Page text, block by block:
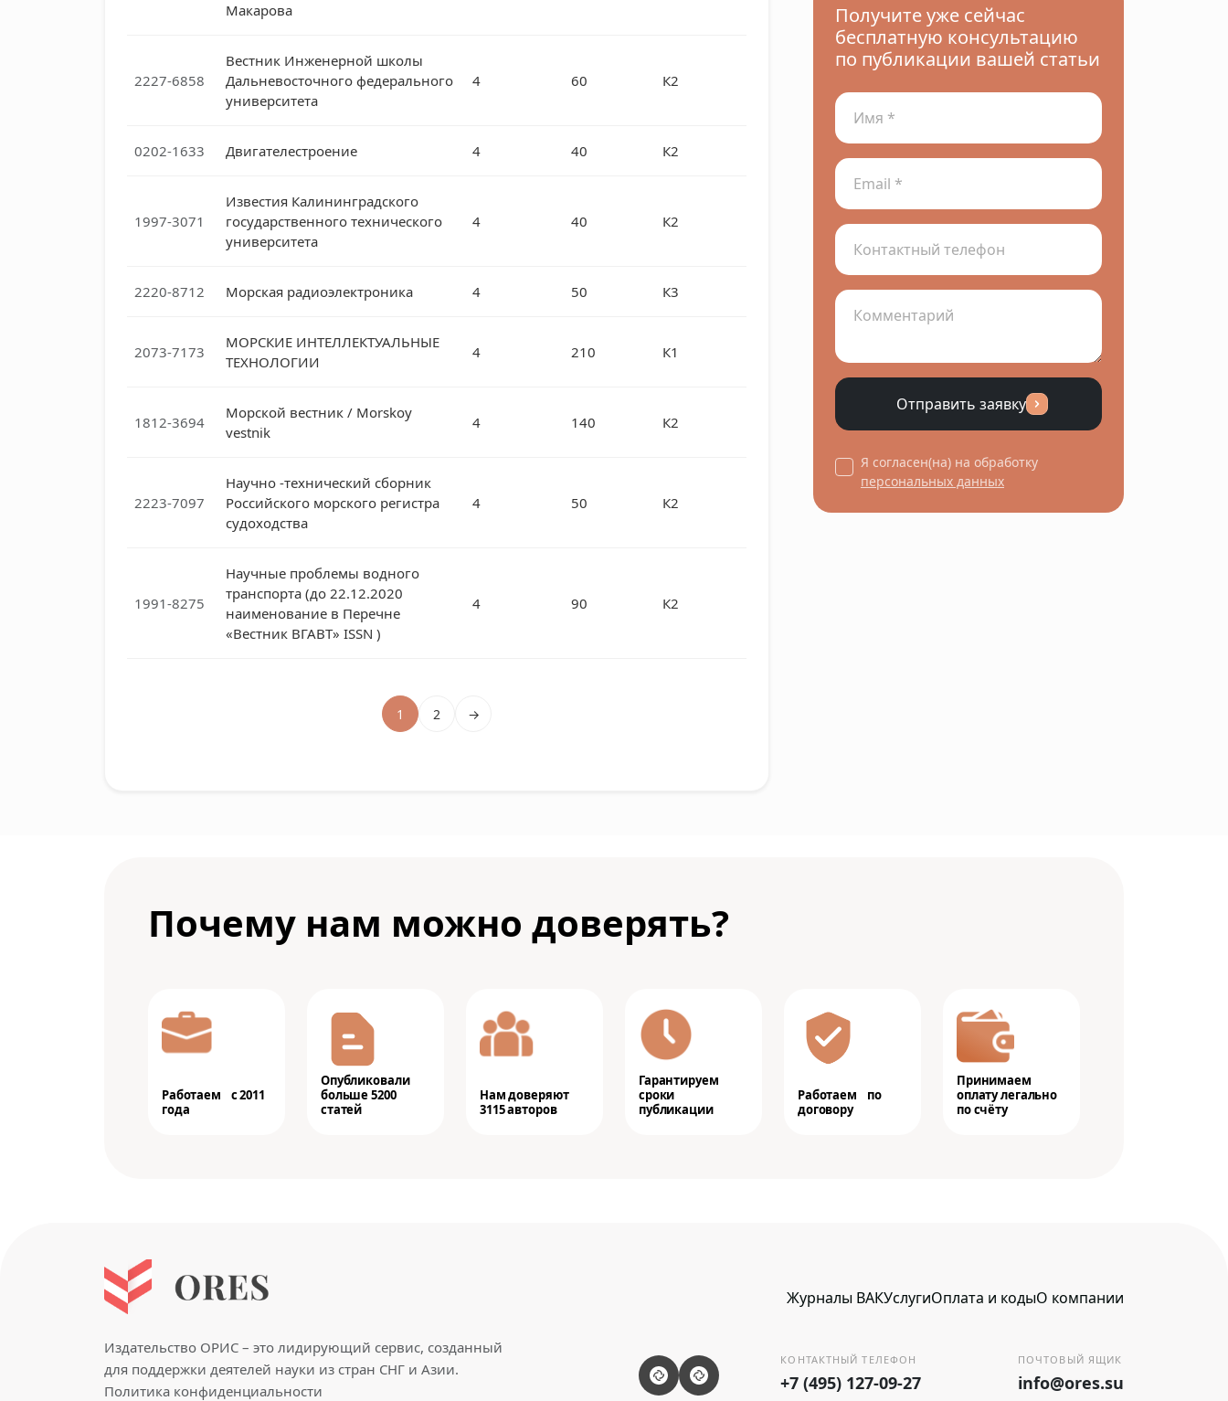
Макарова
2227-6858
Вестник Инженерной школы
Дальневосточного федерального
университета
4 60 К2
0202-1633 Двигателестроение 4 40 К2
1997-3071
Известия Калининградского
государственного технического
университета
4 40 К2
2220-8712 Морская радиоэлектроника 4 50 К3
2073-7173
МОРСКИЕ ИНТЕЛЛЕКТУАЛЬНЫЕ
ТЕХНОЛОГИИ
4 210 К1
1812-3694
Морской вестник / Morskoy
vestnik
4 140 К2
2223-7097
Научно -технический сборник
Российского морского регистра
судоходства
4 50 К2
1991-8275
Научные проблемы водного
транспорта (до 22.12.2020
наименование в Перечне
«Вестник ВГАВТ» ISSN )
4 90 К2
1 2 →
Получите уже сейчас
бесплатную консультацию
по публикации вашей статьи
Отправить заявку
Я согласен(на) на обработку
персональных данных
Почему нам можно доверять?
Работаем с 2011
года
Опубликовали
больше 5200
статей
Нам доверяют
3115 авторов
Гарантируем
сроки
публикации
Работаем по
договору
Принимаем
оплату легально
по счёту
Издательство ОРИС – это лидирующий сервис, созданный
для поддержки деятелей науки из стран СНГ и Азии.
Политика конфиденциальности
Журналы ВАКУслугиОплата и кодыО компании
КОНТАКТНЫЙ ТЕЛЕФОН
+7 (495) 127-09-27
ПОЧТОВЫЙ ЯЩИК
info@ores.su